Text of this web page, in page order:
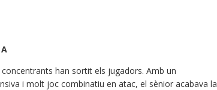
han sortit els jugadors. Amb un
i molt joc combinatiu en atac, el sènior acabava la